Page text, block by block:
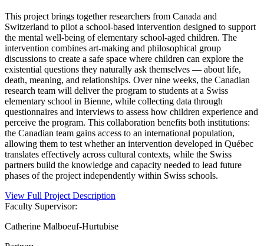
This project brings together researchers from Canada and
Switzerland to pilot a school-based intervention designed to support
the mental well-being of elementary school-aged children. The
intervention combines art-making and philosophical group
discussions to create a safe space where children can explore the
existential questions they naturally ask themselves — about life,
death, meaning, and relationships. Over nine weeks, the Canadian
research team will deliver the program to students at a Swiss
elementary school in Bienne, while collecting data through
questionnaires and interviews to assess how children experience and
perceive the program. This collaboration benefits both institutions:
the Canadian team gains access to an international population,
allowing them to test whether an intervention developed in Québec
translates effectively across cultural contexts, while the Swiss
partners build the knowledge and capacity needed to lead future
phases of the project independently within Swiss schools.
View Full Project Description
Faculty Supervisor:
Catherine Malboeuf-Hurtubise